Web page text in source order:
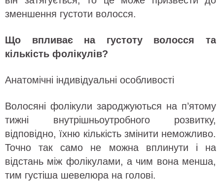
зменшення густоти волосся.
Що впливає на густоту волосся та
кількість фолікулів?
Анатомічні індивідуальні особливості
Волосяні фолікули зароджуються на п’ятому
тижні внутрішньоутробного розвитку,
відповідно, їхню кількість змінити неможливо.
Точно так само не можна вплинути і на
відстань між фолікулами, а чим вона менша,
тим густіша шевелюра на голові.